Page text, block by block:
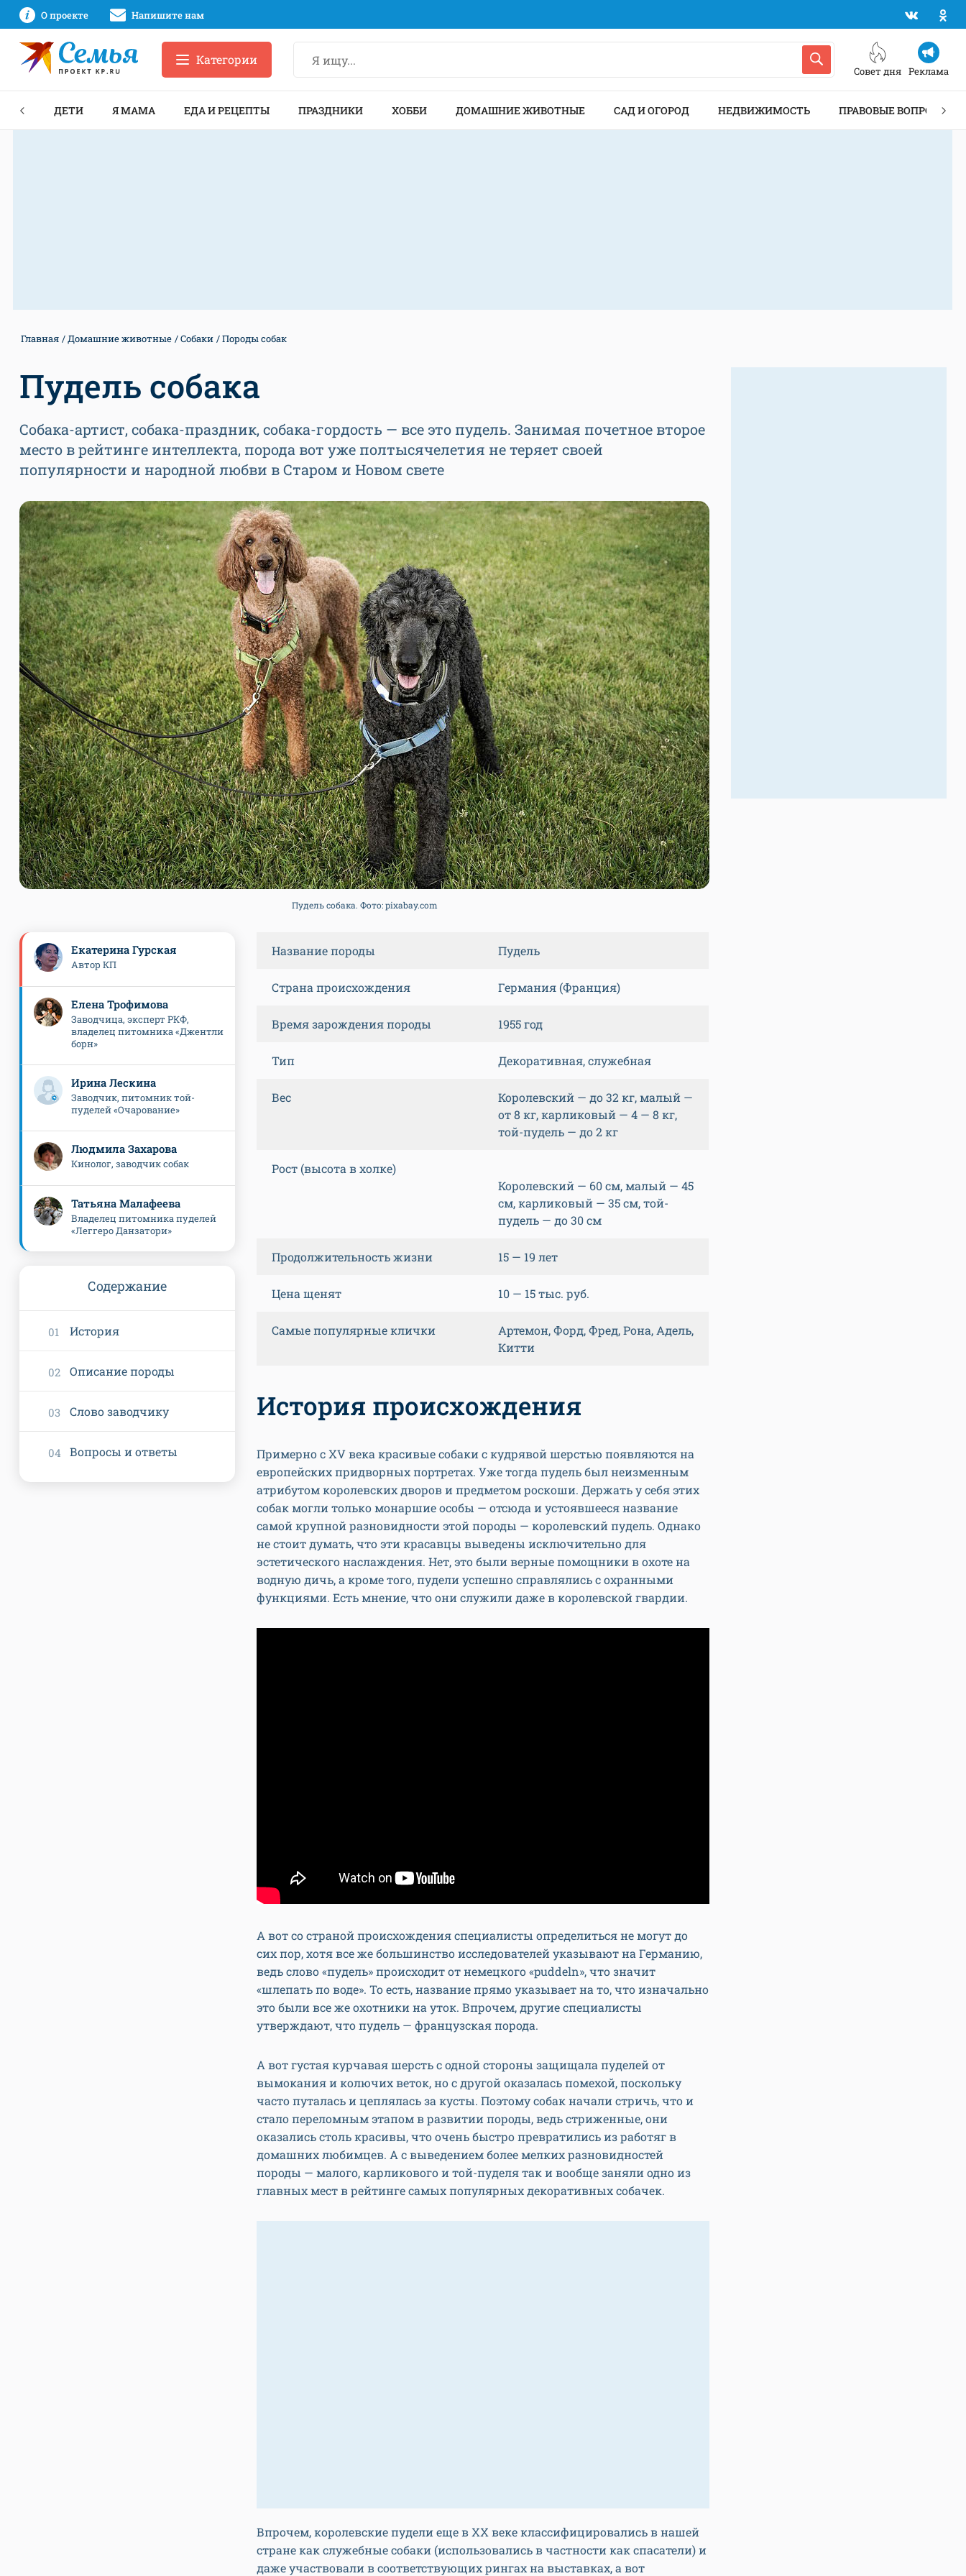
О проекте Напишите нам
Совет дня Реклама
Категории
ДЕТИ Я МАМА ЕДА И РЕЦЕПТЫ ПРАЗДНИКИ ХОББИ ДОМАШНИЕ ЖИВОТНЫЕ САД И ОГОРОД НЕДВИЖИМОСТЬ ПРАВОВЫЕ ВОПРОСЫ
Главная Домашние животные Собаки Породы собак
Пудель собака
Собака-артист, собака-праздник, собака-гордость — все это пудель. Занимая почетное второе
место в рейтинге интеллекта, порода вот уже полтысячелетия не теряет своей
популярности и народной любви в Старом и Новом свете
Пудель собака. Фото: pixabay.com
Название породы Пудель
Страна происхождения Германия (Франция)
Время зарождения породы 1955 год
Тип Декоративная, служебная
Вес
Королевский — до 32 кг, малый —
от 8 кг, карликовый — 4 — 8 кг,
той-пудель — до 2 кг
Рост (высота в холке)
Королевский — 60 см, малый — 45
см, карликовый — 35 см, той-
пудель — до 30 см
Продолжительность жизни 15 — 19 лет
Цена щенят 10 — 15 тыс. руб.
Самые популярные клички
Артемон, Форд, Фред, Рона, Адель,
Китти
История происхождения
Примерно с XV века красивые собаки с кудрявой шерстью появляются на
европейских придворных портретах. Уже тогда пудель был неизменным
атрибутом королевских дворов и предметом роскоши. Держать у себя этих
собак могли только монаршие особы — отсюда и устоявшееся название
самой крупной разновидности этой породы — королевский пудель. Однако
не стоит думать, что эти красавцы выведены исключительно для
эстетического наслаждения. Нет, это были верные помощники в охоте на
водную дичь, а кроме того, пудели успешно справлялись с охранными
функциями. Есть мнение, что они служили даже в королевской гвардии.
А вот со страной происхождения специалисты определиться не могут до
сих пор, хотя все же большинство исследователей указывают на Германию,
ведь слово «пудель» происходит от немецкого «puddeln», что значит
«шлепать по воде». То есть, название прямо указывает на то, что изначально
это были все же охотники на уток. Впрочем, другие специалисты
утверждают, что пудель — французская порода.
А вот густая курчавая шерсть с одной стороны защищала пуделей от
вымокания и колючих веток, но с другой оказалась помехой, поскольку
часто путалась и цеплялась за кусты. Поэтому собак начали стричь, что и
стало переломным этапом в развитии породы, ведь стриженные, они
оказались столь красивы, что очень быстро превратились из работяг в
домашних любимцев. А с выведением более мелких разновидностей
породы — малого, карликового и той-пуделя так и вообще заняли одно из
главных мест в рейтинге самых популярных декоративных собачек.
Впрочем, королевские пудели еще в ХХ веке классифицировались в нашей
стране как служебные собаки (использовались в частности как спасатели) и
даже участвовали в соответствующих рингах на выставках, а вот
Екатерина Гурская
Автор КП
Елена Трофимова
Заводчица, эксперт РКФ,
владелец питомника «Джентли
борн»
Ирина Лескина
Заводчик, питомник той-
пуделей «Очарование»
Людмила Захарова
Кинолог, заводчик собак
Татьяна Малафеева
Владелец питомника пуделей
«Леггеро Данзатори»
Содержание
История
Описание породы
Слово заводчику
Вопросы и ответы